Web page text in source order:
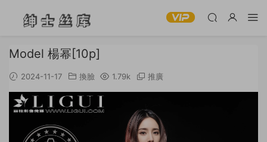
Model 楊幂[10p]
2024-11-17 換臉 1.79k 推廣